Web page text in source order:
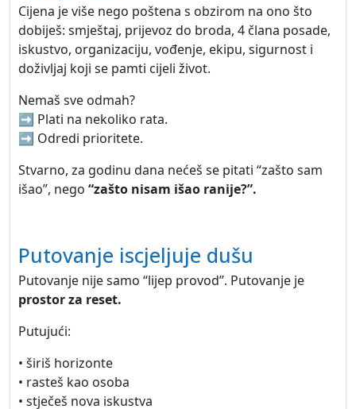
Cijena je više nego poštena s obzirom na ono što
dobiješ: smještaj, prijevoz do broda, 4 člana posade,
iskustvo, organizaciju, vođenje, ekipu, sigurnost i
doživljaj koji se pamti cijeli život.
Nemaš sve odmah?
➡️ Plati na nekoliko rata.
➡️ Odredi prioritete.
Stvarno, za godinu dana nećeš se pitati “zašto sam
išao”, nego “zašto nisam išao ranije?”.
Putovanje iscjeljuje dušu
Putovanje nije samo “lijep provod”. Putovanje je
prostor za reset.
Putujući:
• širiš horizonte
• rasteš kao osoba
• stječeš nova iskustva